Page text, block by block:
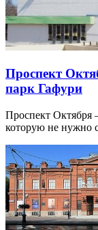
Проспект
парк Гафури
Проспект Октября
которую не нужно